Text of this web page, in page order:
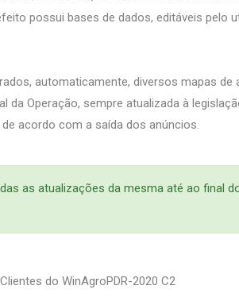
possui bases de dados, editáveis pelo
automaticamente, diversos mapas de
da Operação, sempre atualizada à
acordo com a saída dos anúncios.
as atualizações da mesma até ao final
do WinAgroPDR-2020 C2